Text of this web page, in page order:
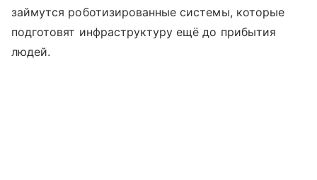
займутся роботизированные системы, которые
подготовят инфраструктуру ещё до прибытия
людей.